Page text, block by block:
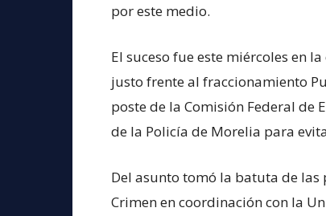
por este medio.
El suceso fue este miércoles en
justo frente al fraccionamiento
poste de la Comisión Federal de
de la Policía de Morelia para
Del asunto tomó la batuta de las
Crimen en coordinación con la